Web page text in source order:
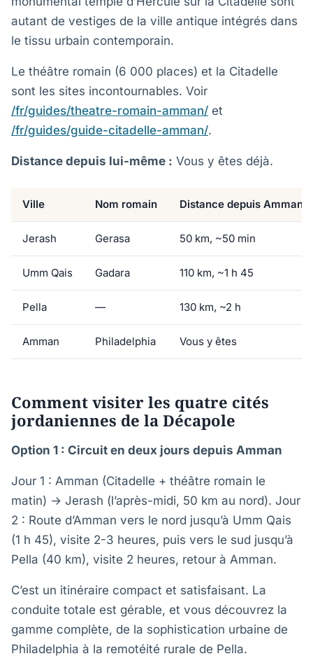
autant de vestiges de la ville antique intégrés dans
le tissu urbain contemporain.
Le théâtre romain (6 000 places) et la Citadelle
sont les sites incontournables. Voir
/fr/guides/theatre-romain-amman/ et
/fr/guides/guide-citadelle-amman/.
Distance depuis lui-même : Vous y êtes déjà.
Ville Nom romain Distance depuis Amman
Jerash Gerasa 50 km, ~50 min
Umm Qais Gadara 110 km, ~1 h 45
Pella — 130 km, ~2 h
Amman Philadelphia Vous y êtes
Comment visiter les quatre cités
jordaniennes de la Décapole
Option 1 : Circuit en deux jours depuis Amman
Jour 1 : Amman (Citadelle + théâtre romain le
matin) → Jerash (l’après-midi, 50 km au nord). Jour
2 : Route d’Amman vers le nord jusqu’à Umm Qais
(1 h 45), visite 2-3 heures, puis vers le sud jusqu’à
Pella (40 km), visite 2 heures, retour à Amman.
C’est un itinéraire compact et satisfaisant. La
conduite totale est gérable, et vous découvrez la
gamme complète, de la sophistication urbaine de
Philadelphia à la remotéité rurale de Pella.